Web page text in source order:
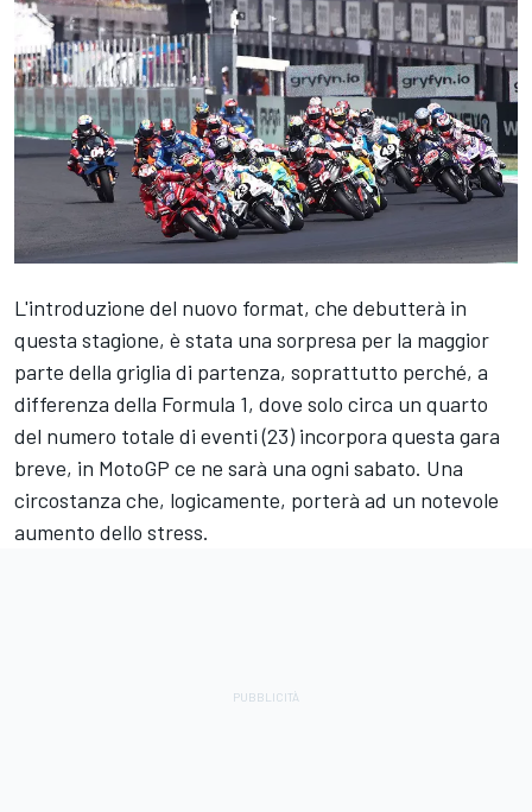
L'introduzione del nuovo format, che debutterà in
questa stagione, è stata una sorpresa per la maggior
parte della griglia di partenza, soprattutto perché, a
differenza della Formula 1, dove solo circa un quarto
del numero totale di eventi (23) incorpora questa gara
breve, in MotoGP ce ne sarà una ogni sabato. Una
circostanza che, logicamente, porterà ad un notevole
aumento dello stress.